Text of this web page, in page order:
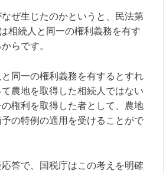
ぜ生じたのかというと、民法第
相続人と同一の権利義務を有す
らです。
同一の権利義務を有するとすれ
農地を取得した相続人ではない
権利を取得した者として、農地
の特例の適用を受けることがで
答で、国税庁はこの考えを明確